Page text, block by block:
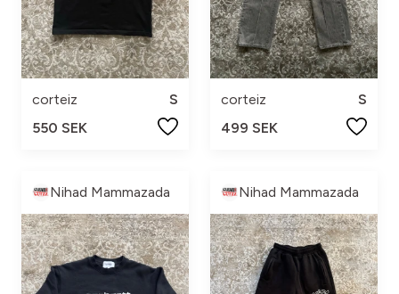
corteiz
S
550 SEK
corteiz
S
499 SEK
Nihad Mammazada Nihad Mammazada